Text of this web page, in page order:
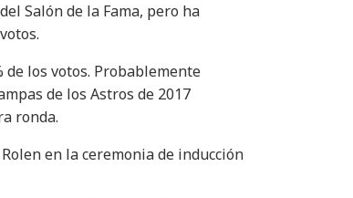
Salón de la Fama, pero ha
los votos. Probablemente
de los Astros de 2017
ronda.
en la ceremonia de inducción